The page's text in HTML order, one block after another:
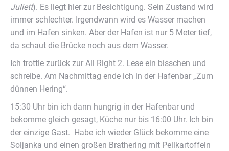
Juliett). Es liegt hier zur Besichtigung. Sein Zustand wird
immer schlechter. Irgendwann wird es Wasser machen
und im Hafen sinken. Aber der Hafen ist nur 5 Meter tief,
da schaut die Brücke noch aus dem Wasser.
Ich trottle zurück zur All Right 2. Lese ein bisschen und
schreibe. Am Nachmittag ende ich in der Hafenbar „Zum
dünnen Hering“.
15:30 Uhr bin ich dann hungrig in der Hafenbar und
bekomme gleich gesagt, Küche nur bis 16:00 Uhr. Ich bin
der einzige Gast. Habe ich wieder Glück bekomme eine
Soljanka und einen großen Brathering mit Pellkartoffeln